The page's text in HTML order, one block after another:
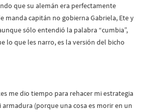
que su alemán era perfectamente
manda capitán no gobierna Gabriela, Ete y
sólo entendió la palabra “cumbia”,
lo que les narro, es la versión del bicho
me dio tiempo para rehacer mi estrategia
(porque una cosa es morir en un